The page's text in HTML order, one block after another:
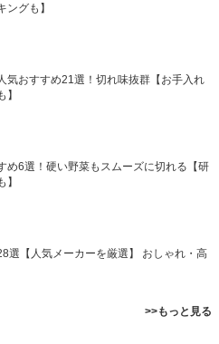
ングも】
気おすすめ21選！切れ味抜群【お手入れ
め6選！硬い野菜もスムーズに切れる【研
選【人気メーカーを厳選】 おしゃれ・高
>>もっと見る